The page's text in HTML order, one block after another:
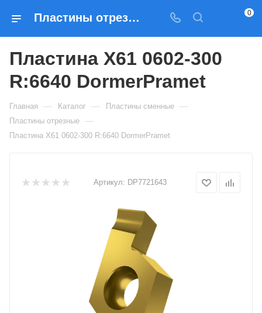
Пластины отрезные Пластина X61 0602-300 R:6640 DormerPramet — купить по выгодным ценам в Москве 0
Пластина X61 0602-300
R:6640 DormerPramet
Главная — Каталог — Пластины сменные —
Пластины отрезные —
Пластина X61 0602-300 R:6640 DormerPramet
Артикул: DP7721643